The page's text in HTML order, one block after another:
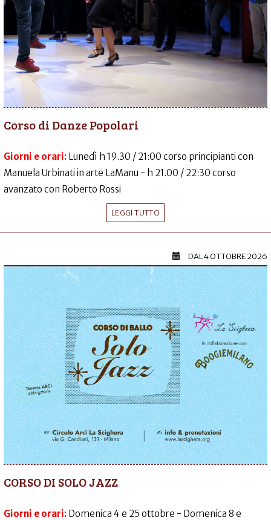
Corso di Danze Popolari
Giorni e orari: Lunedì h 19.30 / 21:00 corso principianti con
Manuela Urbinati in arte LaManu - h 21.00 / 22:30 corso
avanzato con Roberto Rossi
LEGGI TUTTO
DAL4 OTTOBRE 2026
CORSO DI SOLO JAZZ
Giorni e orari: Domenica 4 e 25 ottobre - Domenica 8 e